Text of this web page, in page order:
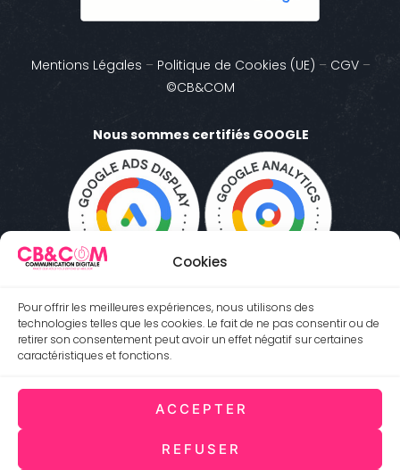
Cookies
Pour offrir les meilleures expériences, nous utilisons des
technologies telles que les cookies. Le fait de ne pas consentir ou de
retirer son consentement peut avoir un effet négatif sur certaines
caractéristiques et fonctions.
ACCEPTER
REFUSER
Mentions Légales – Politique de Cookies (UE) – CGV–
©CB&COM
Nous sommes certifiés GOOGLE
06.95.58.86.66